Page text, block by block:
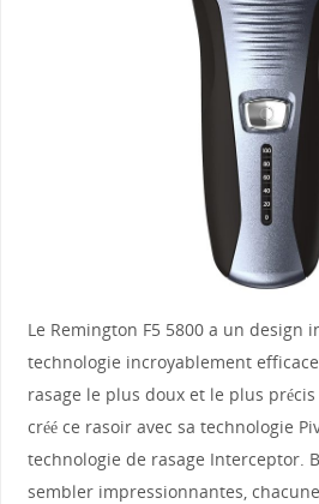
Le Remington F5 5800 a un design
technologie incroyablement
rasage le plus doux et le plus
créé ce rasoir avec sa technologie
technologie de rasage Interceptor.
sembler impressionnantes,